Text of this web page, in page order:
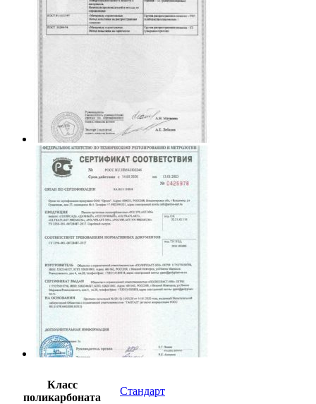
Класс
поликарбоната
Стандарт